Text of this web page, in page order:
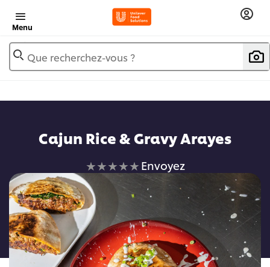
Menu
Que recherchez-vous ?
Cajun Rice & Gravy Arayes
Aucune
évaluation
soumise
pour
ce
recipe
Envoyez